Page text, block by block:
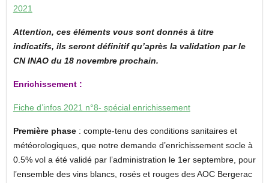
2021
Attention, ces éléments vous sont donnés à titre
indicatifs, ils seront définitif qu’après la validation par le
CN INAO du 18 novembre prochain.
Enrichissement :
Fiche d’infos 2021 n°8- spécial enrichissement
Première phase: compte-tenu des conditions sanitaires et
météorologiques, que notre demande d’enrichissement socle à
0.5% vol a été validé par l’administration le 1er septembre, pour
l’ensemble des vins blancs, rosés et rouges des AOC Bergerac